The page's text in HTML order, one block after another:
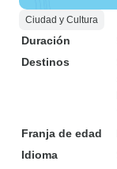
Ciudad y Cultura
Duración
Destinos
Franja de edad
Idioma